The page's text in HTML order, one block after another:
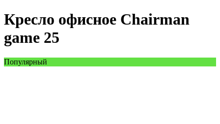
Кресло офисное Chairman
game 25
Популярный